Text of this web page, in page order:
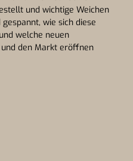
und wichtige Weichen
wie sich diese
welche neuen
den Markt eröffnen